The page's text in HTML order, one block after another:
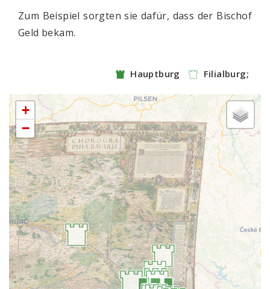
Zum Beispiel sorgten sie dafür, dass der Bischof
Geld bekam.
Hauptburg Filialburg;
+
−